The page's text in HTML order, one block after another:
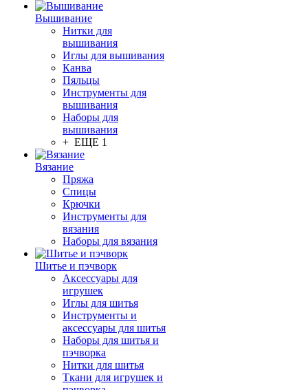
Вышивание
Нитки для
вышивания
Иглы для вышивания
Канва
Пяльцы
Инструменты для
вышивания
Наборы для
вышивания
+ ЕЩЕ 1
Вязание
Пряжа
Спицы
Крючки
Инструменты для
вязания
Наборы для вязания
Шитье и пэчворк
Аксессуары для
игрушек
Иглы для шитья
Инструменты и
аксессуары для шитья
Наборы для шитья и
пэчворка
Нитки для шитья
Ткани для игрушек и